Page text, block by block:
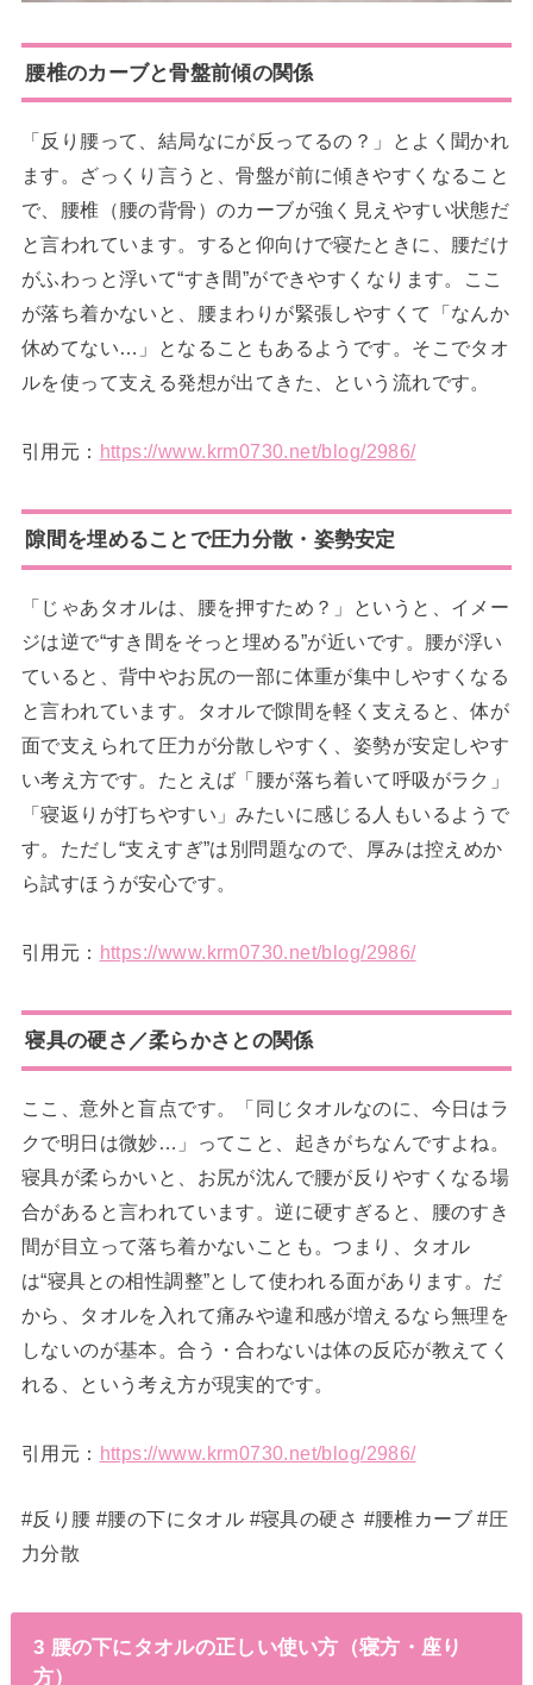
腰椎のカーブと骨盤前傾の関係
「反り腰って、結局なにが反ってるの？」とよく聞かれ
ます。ざっくり言うと、骨盤が前に傾きやすくなること
で、腰椎（腰の背骨）のカーブが強く見えやすい状態だ
と言われています。すると仰向けで寝たときに、腰だけ
がふわっと浮いて“すき間”ができやすくなります。ここ
が落ち着かないと、腰まわりが緊張しやすくて「なんか
休めてない…」となることもあるようです。そこでタオ
ルを使って支える発想が出てきた、という流れです。
引用元： https://www.krm0730.net/blog/2986/
隙間を埋めることで圧力分散・姿勢安定
「じゃあタオルは、腰を押すため？」というと、イメー
ジは逆で“すき間をそっと埋める”が近いです。腰が浮い
ていると、背中やお尻の一部に体重が集中しやすくなる
と言われています。タオルで隙間を軽く支えると、体が
面で支えられて圧力が分散しやすく、姿勢が安定しやす
い考え方です。たとえば「腰が落ち着いて呼吸がラク」
「寝返りが打ちやすい」みたいに感じる人もいるようで
す。ただし“支えすぎ”は別問題なので、厚みは控えめか
ら試すほうが安心です。
引用元： https://www.krm0730.net/blog/2986/
寝具の硬さ／柔らかさとの関係
ここ、意外と盲点です。「同じタオルなのに、今日はラ
クで明日は微妙…」ってこと、起きがちなんですよね。
寝具が柔らかいと、お尻が沈んで腰が反りやすくなる場
合があると言われています。逆に硬すぎると、腰のすき
間が目立って落ち着かないことも。つまり、タオル
は“寝具との相性調整”として使われる面があります。だ
から、タオルを入れて痛みや違和感が増えるなら無理を
しないのが基本。合う・合わないは体の反応が教えてく
れる、という考え方が現実的です。
引用元： https://www.krm0730.net/blog/2986/
#反り腰 #腰の下にタオル #寝具の硬さ #腰椎カーブ #圧
力分散
3 腰の下にタオルの正しい使い方（寝方・座り
方）